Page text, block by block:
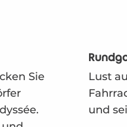
Sie
Lust
und